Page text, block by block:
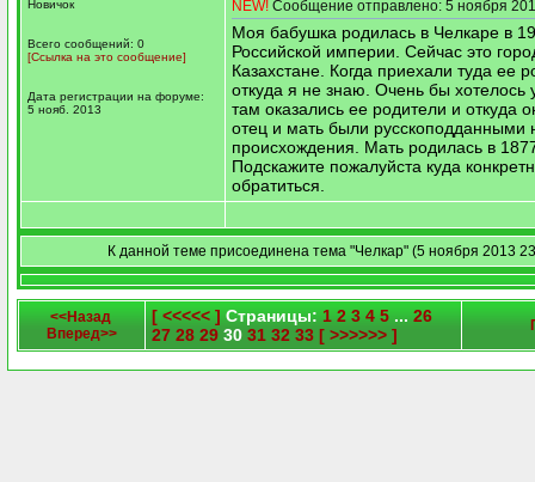
Новичок
Всего сообщений: 0
[Ссылка на это сообщение]
Дата регистрации на форуме:
5 нояб. 2013
NEW! Сообщение отправлено: 5 ноября
Моя бабушка родилась в Челкаре в
Российской империи. Сейчас это
Казахстане. Когда приехали туда ее
откуда я не знаю. Очень бы хотелось
там оказались ее родители и откуда
отец и мать были русскоподданными
происхождения. Мать родилась в
Подскажите пожалуйста куда
обратиться.
К данной теме присоединена тема "Челкар" (5 ноября 2013
<<Назад
Вперед>>
[ <<<<< ] Страницы: 1 2 3 4 5 ... 26
27 28 29 30 31 32 33 [ >>>>>> ]